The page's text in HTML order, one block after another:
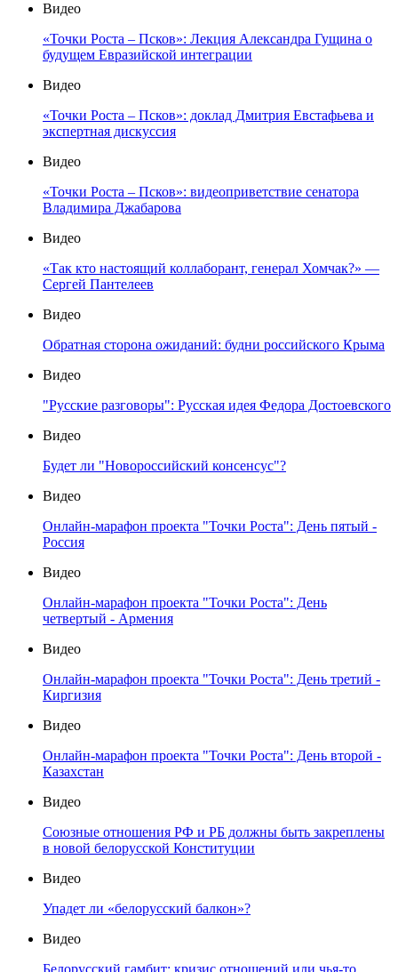
Видео
«Точки Роста – Псков»: Лекция Александра Гущина о
будущем Евразийской интеграции
Видео
«Точки Роста – Псков»: доклад Дмитрия Евстафьева и
экспертная дискуссия
Видео
«Точки Роста – Псков»: видеоприветствие сенатора
Владимира Джабарова
Видео
«Так кто настоящий коллаборант, генерал Хомчак?» —
Сергей Пантелеев
Видео
Обратная сторона ожиданий: будни российского Крыма
Видео
"Русские разговоры": Русская идея Федора Достоевского
Видео
Будет ли "Новороссийский консенсус"?
Видео
Онлайн-марафон проекта "Точки Роста": День пятый -
Россия
Видео
Онлайн-марафон проекта "Точки Роста": День
четвертый - Армения
Видео
Онлайн-марафон проекта "Точки Роста": День третий -
Киргизия
Видео
Онлайн-марафон проекта "Точки Роста": День второй -
Казахстан
Видео
Союзные отношения РФ и РБ должны быть закреплены
в новой белорусской Конституции
Видео
Упадет ли «белорусский балкон»?
Видео